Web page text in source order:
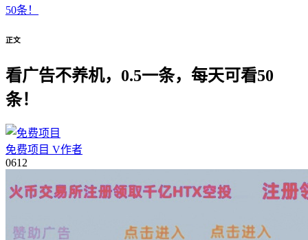
50条！
正文
看广告不养机，0.5一条，每天可看50
条！
免费项目 V作者
0612